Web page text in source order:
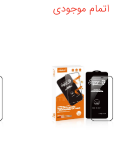
اتمام موجودی